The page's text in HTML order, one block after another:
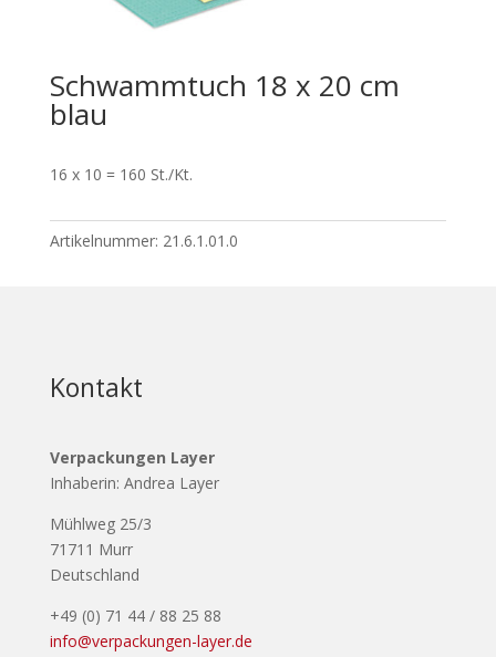
Schwammtuch 18 x 20 cm
blau
16 x 10 = 160 St./Kt.
Artikelnummer: 21.6.1.01.0
Kontakt
Verpackungen Layer
Inhaberin: Andrea Layer
Mühlweg 25/3
71711 Murr
Deutschland
+49 (0) 71 44 / 88 25 88
info@verpackungen-layer.de